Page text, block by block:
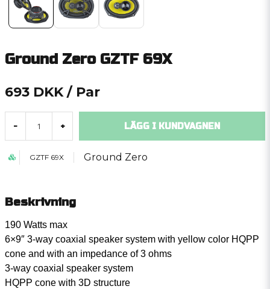
Ground Zero GZTF 69X
693 DKK / Par
- + LÄGG I KUNDVAGNEN
GZTF 69X Ground Zero
Beskrivning
190 Watts max
6×9″ 3-way coaxial speaker system with yellow color HQPP
cone and with an impedance of 3 ohms
3-way coaxial speaker system
HQPP cone with 3D structure